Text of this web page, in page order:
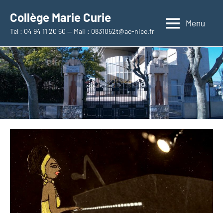
contenu
Collège Marie Curie
Tel : 04 94 11 20 60 — Mail : 0831052t@ac-nice.fr
Menu